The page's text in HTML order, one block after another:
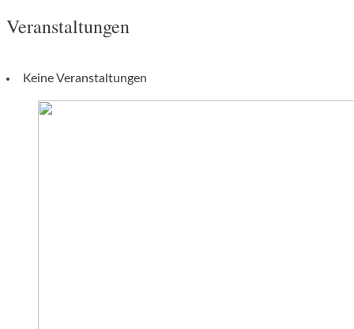
Veranstaltungen
Keine Veranstaltungen